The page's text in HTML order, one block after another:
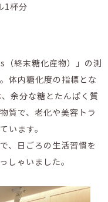
1杯分
（終末糖化産物）」の測
体内糖化度の指標とな
余分な糖とたんぱく質
質で、老化や美容トラ
います。
、日ごろの生活習慣を
しゃいました。